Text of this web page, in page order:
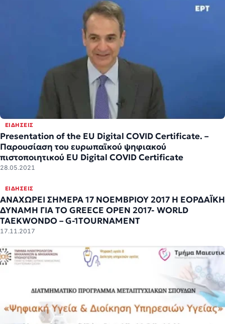
ΕΙΔΉΣΕΙΣ
Presentation of the EU Digital COVID Certificate. –
Παρουσίαση του ευρωπαϊκού ψηφιακού
πιστοποιητικού EU Digital COVID Certificate
28.05.2021
ΕΙΔΉΣΕΙΣ
ΑΝΑΧΩΡΕΙ ΣΗΜΕΡΑ 17 ΝΟΕΜΒΡΙΟΥ 2017 Η ΕΟΡΔΑΪΚΗ
ΔΥΝΑΜΗ ΓΙΑ ΤΟ GREECE OPEN 2017- WORLD
TAEKWONDO – G-1TOURNAMENT
17.11.2017